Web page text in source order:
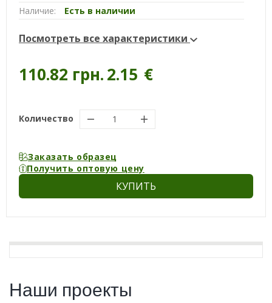
Наличие:
Есть в наличии
Посмотреть все характеристики
110.82 грн.2.15 €
Количество
Заказать образец
Получить оптовую цену
КУПИТЬ
Наши проекты